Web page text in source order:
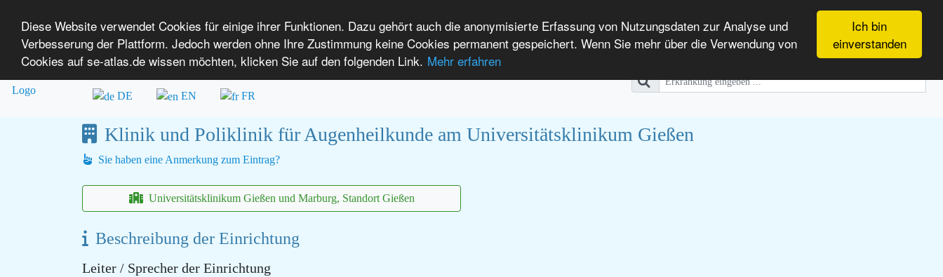
Ich bin
einverstanden
Diese Website verwendet Cookies für einige ihrer Funktionen. Dazu gehört auch die anonymisierte Erfassung von Nutzungsdaten zur Analyse und
Verbesserung der Plattform. Jedoch werden ohne Ihre Zustimmung keine Cookies permanent gespeichert. Wenn Sie mehr über die Verwendung von
Cookies auf se-atlas.de wissen möchten, klicken Sie auf den folgenden Link. Mehr erfahren
SE-ATLAS
Versorgungsatlas für Menschen mit seltenen Erkrankungen
Überblick über Einrichtungen Über uns Anmelden Leichte Sprache International Patients
DE EN FR
Klinik und Poliklinik für Augenheilkunde am Universitätsklinikum Gießen
Sie haben eine Anmerkung zum Eintrag?
Universitätsklinikum Gießen und Marburg, Standort Gießen
Beschreibung der Einrichtung
Leiter / Sprecher der Einrichtung